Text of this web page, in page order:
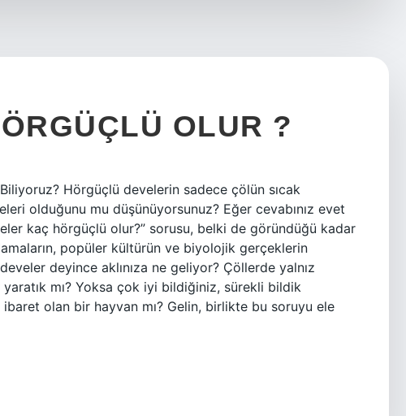
OLUR ?
Hörgüçlü develerin sadece çölün sıcak
olduğunu mu düşünüyorsunuz? Eğer cevabınız evet
kaç hörgüçlü olur?” sorusu, belki de göründüğü kadar
popüler kültürün ve biyolojik gerçeklerin
deyince aklınıza ne geliyor? Çöllerde yalnız
mı? Yoksa çok iyi bildiğiniz, sürekli bildik
olan bir hayvan mı? Gelin, birlikte bu soruyu ele